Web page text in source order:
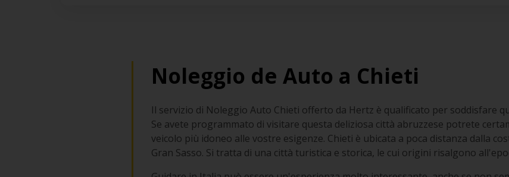
Noleggio de Auto a Chieti
Il servizio di Noleggio Auto Chieti offerto da Hertz è qualificato per soddisfare
Se avete programmato di visitare questa deliziosa città abruzzese potrete
veicolo più idoneo alle vostre esigenze. Chieti è ubicata a poca distanza dalla
Gran Sasso. Si tratta di una città turistica e storica, le cui origini risalgono